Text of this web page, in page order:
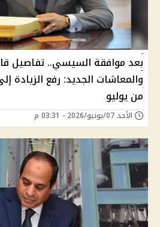
بعد موافقة السيسي.. تفاصيل
من يوليو
الأحد 07/يونيو/2026 - 03:31 م